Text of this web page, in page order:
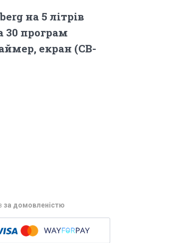
на 5 літрів
30 програм
екран (CB-
за домовленістю